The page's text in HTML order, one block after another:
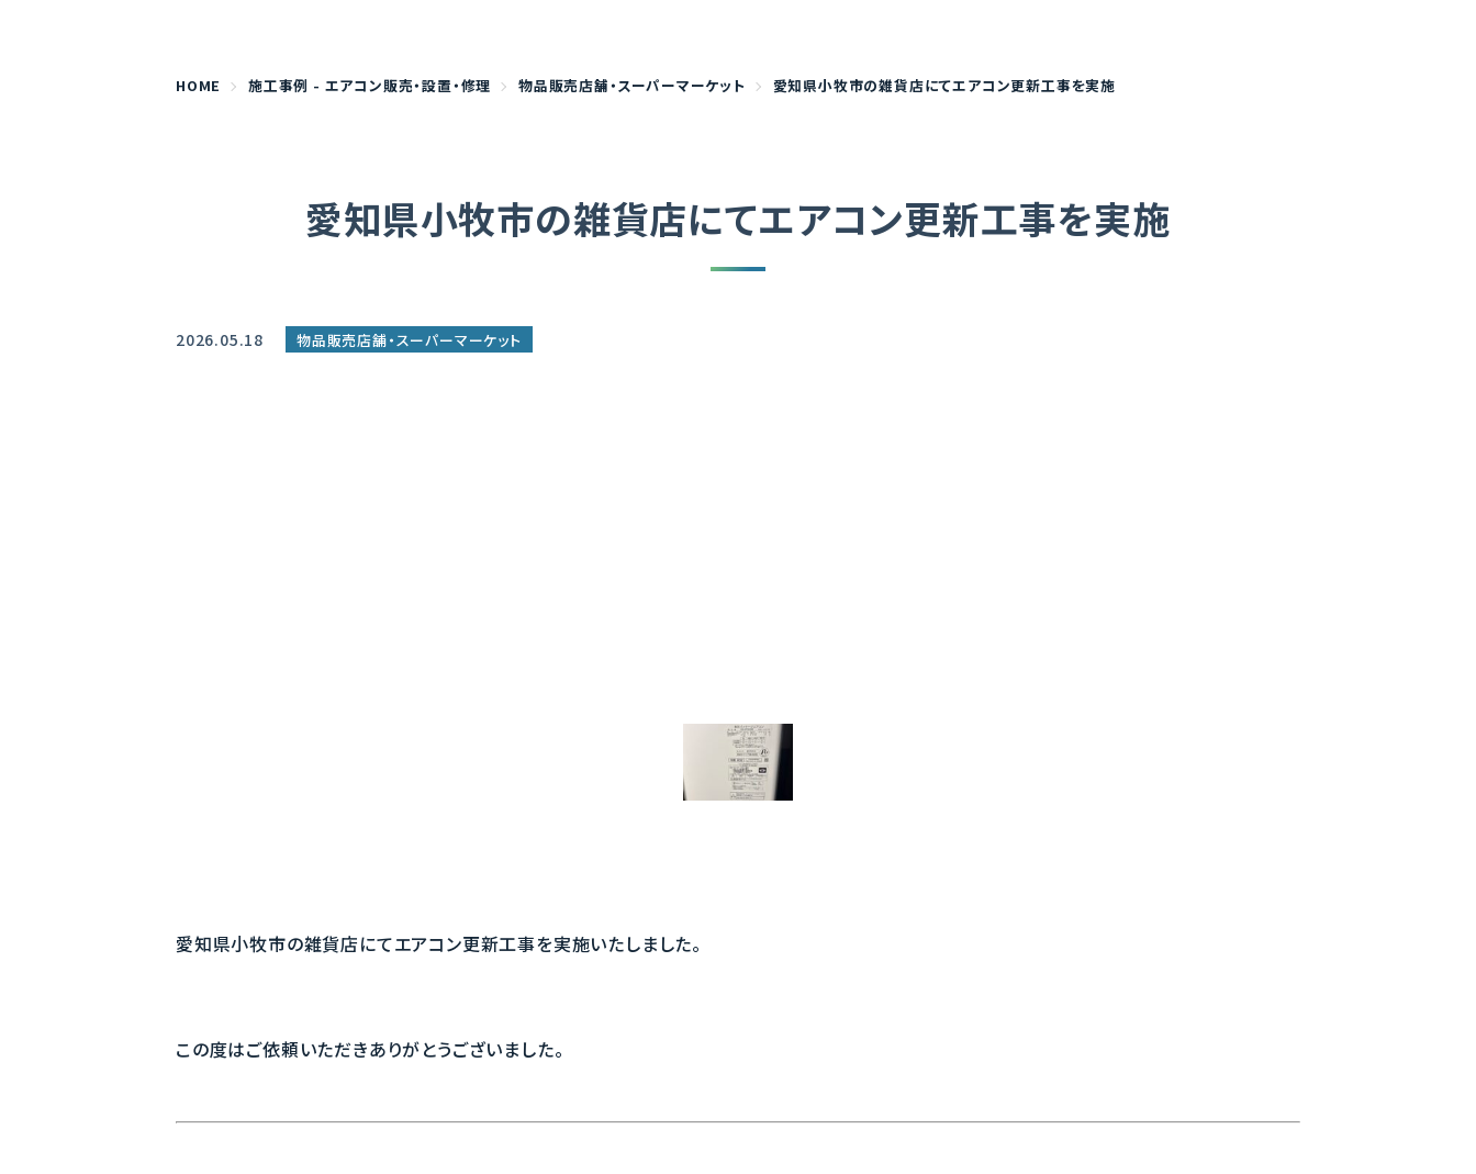
HOME 施工事例 - エアコン販売・設置・修理 物品販売店舗・スーパーマーケット 愛知県小牧市の雑貨店にてエアコン更新工事を実施
愛知県小牧市の雑貨店にてエアコン更新工事を実施
2026.05.18 物品販売店舗・スーパーマーケット
愛知県小牧市の雑貨店にてエアコン更新工事を実施いたしました。
この度はご依頼いただきありがとうございました。